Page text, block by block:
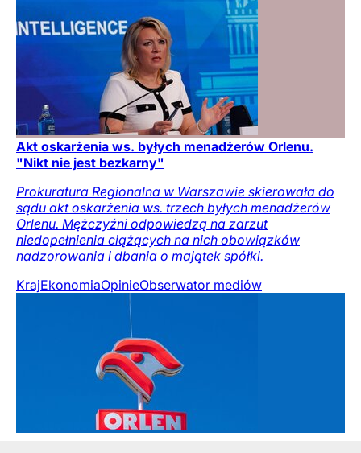
Akt oskarżenia ws. byłych menadżerów Orlenu.
"Nikt nie jest bezkarny"
Prokuratura Regionalna w Warszawie skierowała do
sądu akt oskarżenia ws. trzech byłych menadżerów
Orlenu. Mężczyźni odpowiedzą na zarzut
niedopełnienia ciążących na nich obowiązków
nadzorowania i dbania o majątek spółki.
KrajEkonomiaOpinieObserwator mediów